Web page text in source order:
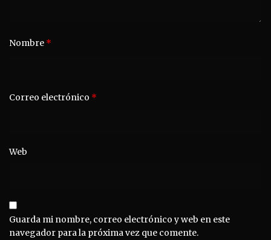
Nombre *
Correo electrónico *
Web
Guarda mi nombre, correo electrónico y web en este
navegador para la próxima vez que comente.